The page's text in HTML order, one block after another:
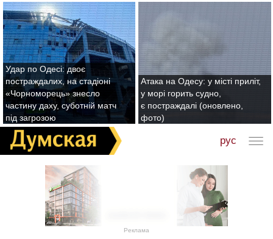
Удар по Одесі: двоє
постраждалих, на стадіоні
«Чорноморець» знесло
частину даху, суботній матч
під загрозою
Атака на Одесу: у місті приліт,
у морі горить судно,
є постраждалі (оновлено,
фото)
рус
Реклама